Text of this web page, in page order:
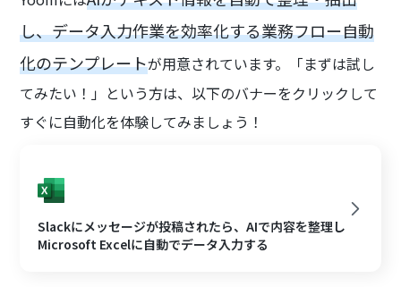
し、データ入力作業を効率化する業務フロー自動
化のテンプレートが用意されています。「まずは試し
てみたい！」という方は、以下のバナーをクリックして
すぐに自動化を体験してみましょう！
Slackにメッセージが投稿されたら、AIで内容を整理し
Microsoft Excelに自動でデータ入力する